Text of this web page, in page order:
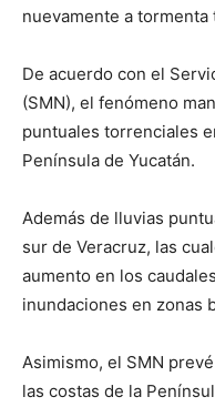
nuevamente a tormenta
De acuerdo con el
(SMN), el fenómeno
puntuales torrenciales
Península de Yucatán.
Además de lluvias
sur de Veracruz, las
aumento en los
inundaciones en zonas
Asimismo, el SMN
las costas de la